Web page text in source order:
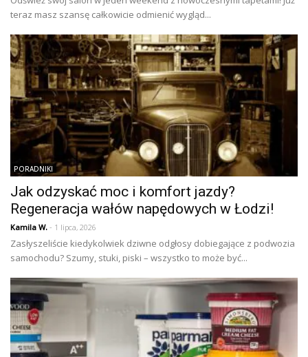
teraz masz szansę całkowicie odmienić wygląd...
PORADNIKI
Jak odzyskać moc i komfort jazdy?
Regeneracja wałów napędowych w Łodzi!
Kamila W. - 1 lipca, 2026
Zasłyszeliście kiedykolwiek dziwne odgłosy dobiegające z podwozia
samochodu? Szumy, stuki, piski – wszystko to może być...